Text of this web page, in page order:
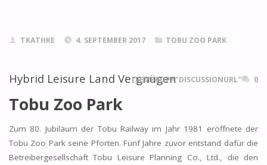
TKATHKE 4. SEPTEMBER 2017 TOBU ZOO PARK
Hybrid Leisure Land VergnügenITEMPROP="DISCUSSIONURL" 0
Tobu Zoo Park
Zum 80. Jubiläum der Tobu Railway im Jahr 1981 eröffnete der
Tobu Zoo Park seine Pforten. Fünf Jahre zuvor entstand dafür die
Betreibergesellschaft Tobu Leisure Planning Co., Ltd., die den